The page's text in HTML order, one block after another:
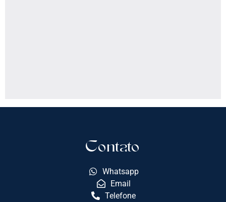
Contato
Whatsapp
Email
Telefone